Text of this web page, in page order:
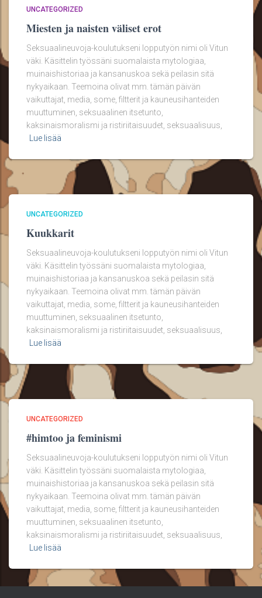
UNCATEGORIZED
Miesten ja naisten väliset erot
Seksuaalineuvoja-koulutukseni lopputyön nimi oli Vitun
väki. Käsittelin työssäni suomalaista mytologiaa,
muinaishistoriaa ja kansanuskoa sekä peilasin sitä
nykyaikaan. Teemoina olivat mm. tämän päivän
vaikuttajat, media, some, filtterit ja kauneusihanteiden
muuttuminen, seksuaalinen itsetunto,
kaksinaismoralismi ja ristiriitaisuudet, seksuaalisuus,
Lue lisää
UNCATEGORIZED
Kuukkarit
Seksuaalineuvoja-koulutukseni lopputyön nimi oli Vitun
väki. Käsittelin työssäni suomalaista mytologiaa,
muinaishistoriaa ja kansanuskoa sekä peilasin sitä
nykyaikaan. Teemoina olivat mm. tämän päivän
vaikuttajat, media, some, filtterit ja kauneusihanteiden
muuttuminen, seksuaalinen itsetunto,
kaksinaismoralismi ja ristiriitaisuudet, seksuaalisuus,
Lue lisää
UNCATEGORIZED
#himtoo ja feminismi
Seksuaalineuvoja-koulutukseni lopputyön nimi oli Vitun
väki. Käsittelin työssäni suomalaista mytologiaa,
muinaishistoriaa ja kansanuskoa sekä peilasin sitä
nykyaikaan. Teemoina olivat mm. tämän päivän
vaikuttajat, media, some, filtterit ja kauneusihanteiden
muuttuminen, seksuaalinen itsetunto,
kaksinaismoralismi ja ristiriitaisuudet, seksuaalisuus,
Lue lisää